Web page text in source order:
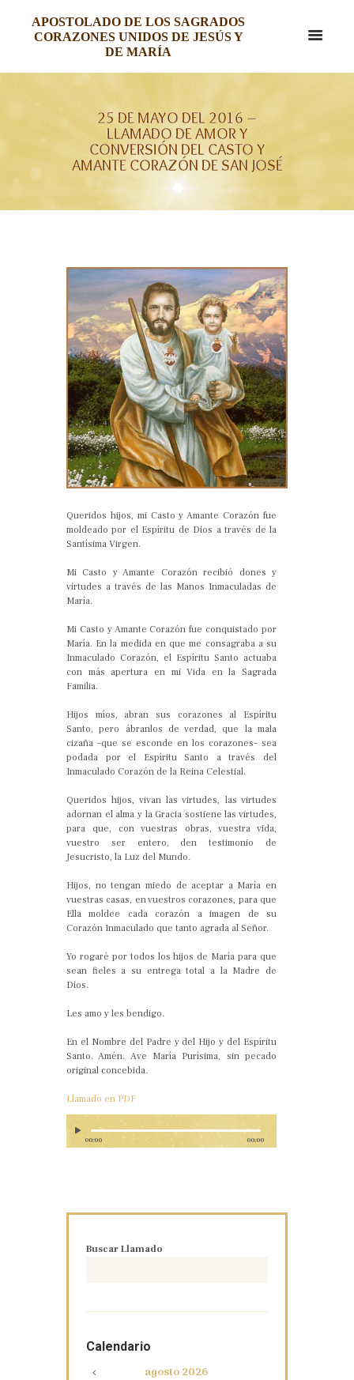
APOSTOLADO DE LOS SAGRADOS
CORAZONES UNIDOS DE JESÚS Y
DE MARÍA
25 DE MAYO DEL 2016 –
LLAMADO DE AMOR Y
CONVERSIÓN DEL CASTO Y
AMANTE CORAZÓN DE SAN JOSÉ
Queridos hijos, mi Casto y Amante Corazón fue
moldeado por el Espíritu de Dios a través de la
Santísima Virgen.
Mi Casto y Amante Corazón recibió dones y
virtudes a través de las Manos Inmaculadas de
María.
Mi Casto y Amante Corazón fue conquistado por
María. En la medida en que me consagraba a su
Inmaculado Corazón, el Espíritu Santo actuaba
con más apertura en mi Vida en la Sagrada
Familia.
Hijos míos, abran sus corazones al Espíritu
Santo, pero ábranlos de verdad, que la mala
cizaña –que se esconde en los corazones– sea
podada por el Espíritu Santo a través del
Inmaculado Corazón de la Reina Celestial.
Queridos hijos, vivan las virtudes, las virtudes
adornan el alma y la Gracia sostiene las virtudes,
para que, con vuestras obras, vuestra vida,
vuestro ser entero, den testimonio de
Jesucristo, la Luz del Mundo.
Hijos, no tengan miedo de aceptar a María en
vuestras casas, en vuestros corazones, para que
Ella moldee cada corazón a imagen de su
Corazón Inmaculado que tanto agrada al Señor.
Yo rogaré por todos los hijos de María para que
sean fieles a su entrega total a la Madre de
Dios.
Les amo y les bendigo.
En el Nombre del Padre y del Hijo y del Espíritu
Santo. Amén. Ave María Purísima, sin pecado
original concebida.
Llamado en PDF
00:00 00:00
Buscar Llamado
Calendario
agosto2026